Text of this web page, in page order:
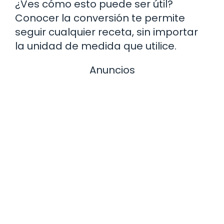
¿Ves cómo esto puede ser útil?
Conocer la conversión te permite
seguir cualquier receta, sin importar
la unidad de medida que utilice.
Anuncios